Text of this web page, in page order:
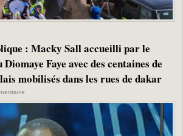
: Macky Sall accueilli par le
Faye avec des centaines de
mobilisés dans les rues de dakar